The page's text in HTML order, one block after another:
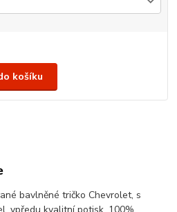
košíku
bavlněné tričko Chevrolet, s